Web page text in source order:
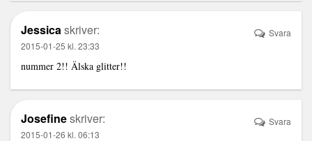
Jessicaskriver:
2015-01-25 kl. 23:33
nummer 2!! Älska glitter!!
Svara
Josefineskriver:
2015-01-26 kl. 06:13
Svara